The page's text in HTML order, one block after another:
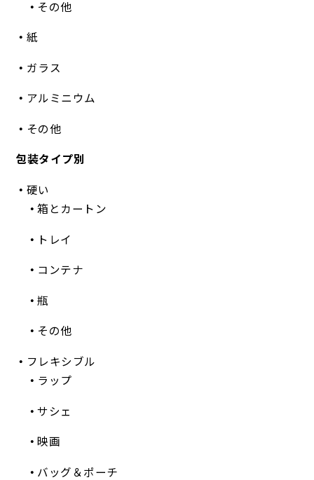
その他
紙
ガラス
アルミニウム
その他
包装タイプ別
硬い
箱とカートン
トレイ
コンテナ
瓶
その他
フレキシブル
ラップ
サシェ
映画
バッグ＆ポーチ